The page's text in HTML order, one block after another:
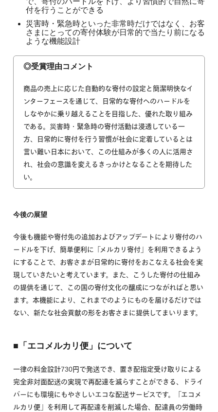
付を行うことができる
災害時・緊急時といった非常時だけではなく、お客
さまにとっての寄付体験が日常的で当たり前になる
ような機能設計
◎受賞理由コメント
商品の売上に応じた自動的な寄付の設定と簡潔明快なイ
ンターフェースを通じて、日常的な寄付へのハードルを
しなやかに乗り越えることを目指した、優れた取り組み
である。災害時・緊急時の寄付活動は浸透している一
方、日常的に寄付を行う習慣が社会に定着しているとは
言い難い日本において、この仕組みが多くの人に活用さ
れ、社会の意識を変えるきっかけとなることを期待した
い。
今後の展望
今後も機能や寄付先の追加およびアップデートにより寄付のハ
ードルを下げ、簡単便利に「メルカリ寄付」を利用できるよう
にすることで、お客さまが日常的に寄付をおこなえる社会を実
現していきたいと考えています。また、こうした寄付の仕組み
の提供を通じて、この国の寄付文化の醸成につながればと思い
ます。本機能により、これまでのようにものを届けるだけでは
ない、新たな社会貢献の形をお客さまに提供してまいります。
■「エコメルカリ便」について
一律の料金設計730円で発送でき、置き配指定受け取りによる
完全非対面配送の実現で再配達を減らすことができる、ドライ
バーにも環境にもやさしいエコな配送サービスです。「エコメ
ルカリ便」を利用して再配達を削減した場合、配達員の労働時